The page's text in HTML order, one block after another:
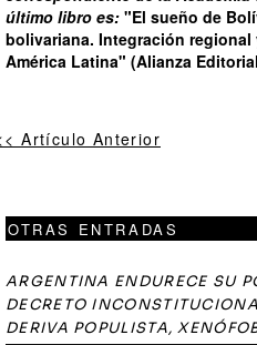
último libro es: "El sueño de
bolivariana. Integración
América Latina" (Alianza
Artículo Anterior
OTRAS ENTRADAS
ARGENTINA ENDURECE SU
DECRETO
DERIVA POPULISTA,